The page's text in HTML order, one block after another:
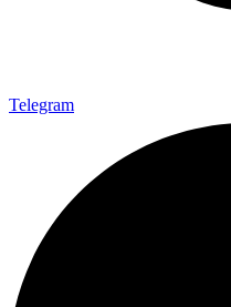
Telegram